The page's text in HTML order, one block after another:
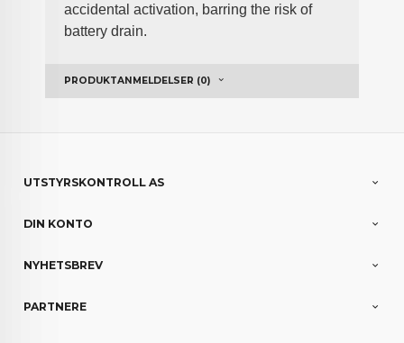
accidental activation, barring the risk of
battery drain.
PRODUKTANMELDELSER (0)
UTSTYRSKONTROLL AS
DIN KONTO
NYHETSBREV
PARTNERE